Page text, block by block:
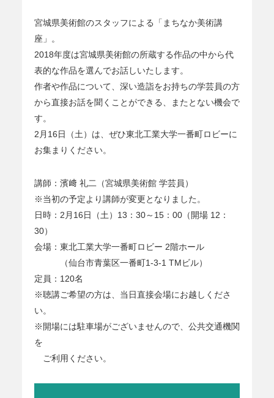
宮城県美術館のスタッフによる「まちなか美術講
座」。
2018年度は宮城県美術館の所蔵する作品の中から代
表的な作品を選んでお話しいたします。
作者や作品について、深い造詣をお持ちの学芸員の方
から直接お話を聞くことができる、またとない機会で
す。
2月16日（土）は、ぜひ東北工業大学一番町ロビーに
お集まりください。
講師：濱﨑 礼二（宮城県美術館 学芸員）
※当初の予定より講師が変更となりました。
日時：2月16日（土）13：30～15：00（開場 12：
30）
会場：東北工業大学一番町ロビー 2階ホール
（仙台市青葉区一番町1-3-1 TMビル）
定員：120名
※聴講ご希望の方は、当日直接会場にお越しくださ
い。
※開場には駐車場がございませんので、公共交通機関
を
ご利用ください。